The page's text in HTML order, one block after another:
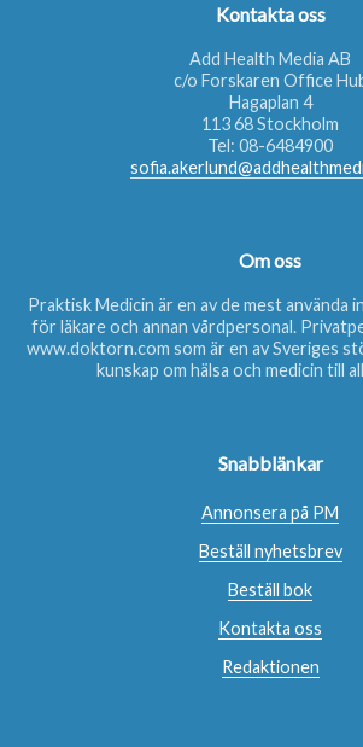
Kontakta oss
Add Health Media AB
c/o Forskaren Office
Hagaplan 4
113 68 Stockholm
Tel: 08-6484900
Om oss
Praktisk Medicin är en av de mest använda
för läkare och annan vårdpersonal.
www.doktorn.com som är en av Sveriges
kunskap om hälsa och medicin till
Snabblänkar
Annonsera på PM
Beställ nyhetsbrev
Beställ bok
Kontakta oss
Redaktionen